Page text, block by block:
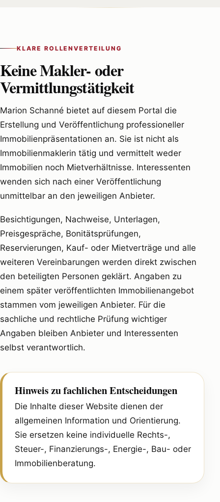
KLARE ROLLENVERTEILUNG
Keine Makler- oder
Vermittlungstätigkeit
Marion Schanné bietet auf diesem Portal die
Erstellung und Veröffentlichung professioneller
Immobilienpräsentationen an. Sie ist nicht als
Immobilienmaklerin tätig und vermittelt weder
Immobilien noch Mietverhältnisse. Interessenten
wenden sich nach einer Veröffentlichung
unmittelbar an den jeweiligen Anbieter.
Besichtigungen, Nachweise, Unterlagen,
Preisgespräche, Bonitätsprüfungen,
Reservierungen, Kauf- oder Mietverträge und alle
weiteren Vereinbarungen werden direkt zwischen
den beteiligten Personen geklärt. Angaben zu
einem später veröffentlichten Immobilienangebot
stammen vom jeweiligen Anbieter. Für die
sachliche und rechtliche Prüfung wichtiger
Angaben bleiben Anbieter und Interessenten
selbst verantwortlich.
Hinweis zu fachlichen Entscheidungen
Die Inhalte dieser Website dienen der
allgemeinen Information und Orientierung.
Sie ersetzen keine individuelle Rechts-,
Steuer-, Finanzierungs-, Energie-, Bau- oder
Immobilienberatung.